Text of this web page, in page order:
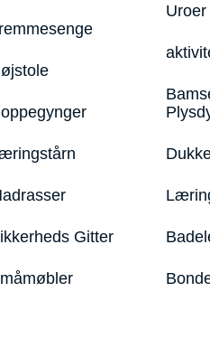
Gitter
Uroer